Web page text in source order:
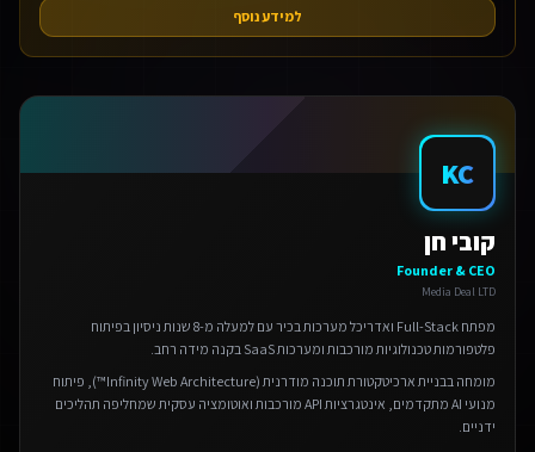
למידע נוסף
KC
קובי חן
Founder & CEO
Media Deal LTD
מפתח Full-Stack ואדריכל מערכות בכיר עם למעלה מ-8 שנות ניסיון בפיתוח
פלטפורמות טכנולוגיות מורכבות ומערכות SaaS בקנה מידה רחב.
מומחה בבניית ארכיטקטורת תוכנה מודרנית (Infinity Web Architecture™), פיתוח
מנועי AI מתקדמים, אינטגרציות API מורכבות ואוטומציה עסקית שמחליפה תהליכים
ידניים.
אנחנו משתמשים בעוגיות 🍪
מדיניות פרטיות
אישור הכל